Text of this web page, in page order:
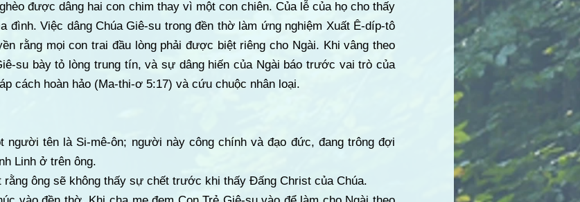
được dâng hai con chim thay vì một con chiên. Của lễ của họ cho thấy
đình. Việc dâng Chúa Giê-su trong đền thờ làm ứng nghiệm Xuất Ê-díp-tô
rằng mọi con trai đầu lòng phải được biệt riêng cho Ngài. Khi vâng theo
su bày tỏ lòng trung tín, và sự dâng hiến của Ngài báo trước vai trò của
cách hoàn hảo (Ma-thi-ơ 5:17) và cứu chuộc nhân loại.
người tên là Si-mê-ôn; người này công chính và đạo đức, đang trông đợi
Linh ở trên ông.
rằng ông sẽ không thấy sự chết trước khi thấy Đấng Christ của Chúa.